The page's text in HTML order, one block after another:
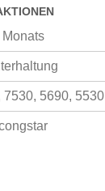
7530, 5690, 5530